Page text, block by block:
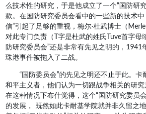
么技术性的研究，于是他成立了一个“国防研
款。在国防研究委员会看中的一些新的技术中
信”引起了足够的重视，梅尔·杜武博士（Merle
对此专门负责（T字是杜武的姓氏Tuve首字母
防研究委员会”还是非常有先见之明的，1941
珠港事件被拖入了二战。
“国防委员会”的先见之明还不止于此。卡
和平主义者，他们认为一切跟战争相关的研究
在这种情况下布什觉得，这个“国防研究委员
的发展， 既然如此卡耐基学院就并非久留之